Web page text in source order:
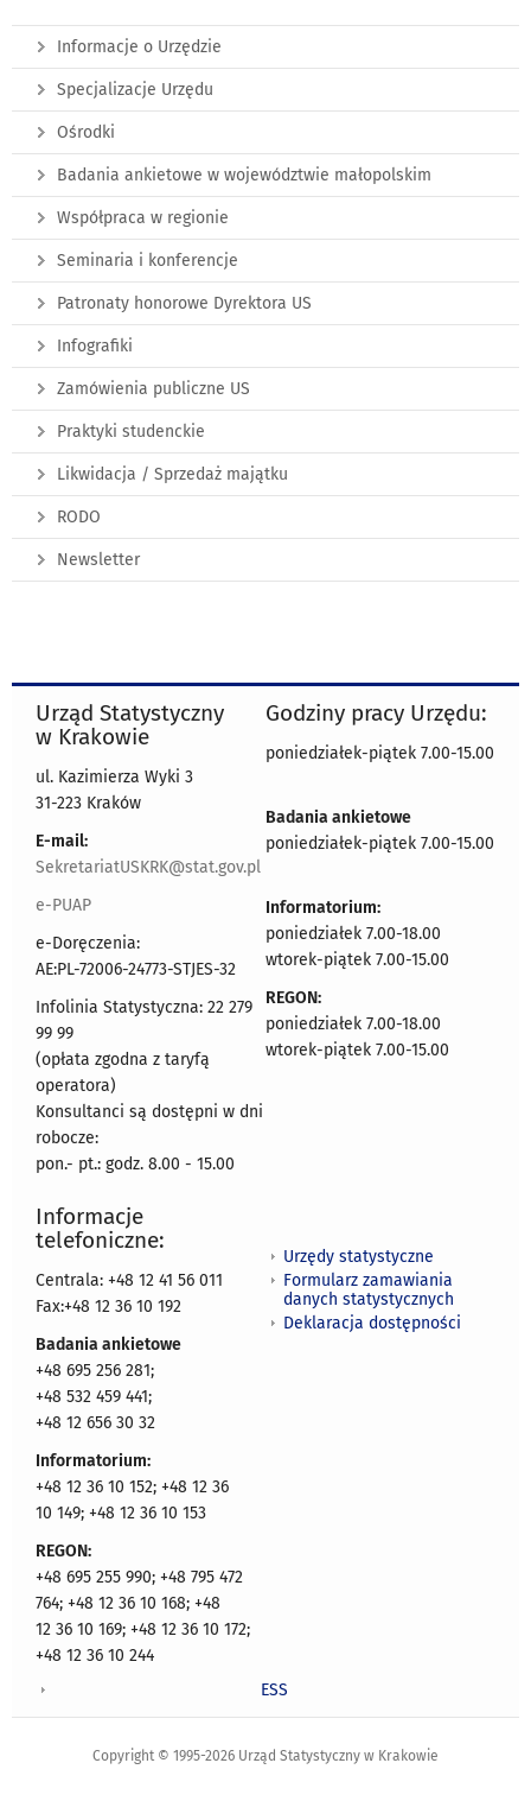
Informacje o Urzędzie
Specjalizacje Urzędu
Ośrodki
Badania ankietowe w województwie małopolskim
Współpraca w regionie
Seminaria i konferencje
Patronaty honorowe Dyrektora US
Infografiki
Zamówienia publiczne US
Praktyki studenckie
Likwidacja / Sprzedaż majątku
RODO
Newsletter
Urząd Statystyczny
w Krakowie
ul. Kazimierza Wyki 3
31-223 Kraków
E-mail:
SekretariatUSKRK@stat.gov.pl
e-PUAP
e-Doręczenia:
AE:PL-72006-24773-STJES-32
Infolinia Statystyczna: 22 279
99 99
(opłata zgodna z taryfą
operatora)
Konsultanci są dostępni w dni
robocze:
pon.- pt.: godz. 8.00 - 15.00
Godziny pracy Urzędu:
poniedziałek-piątek 7.00-15.00
Badania ankietowe
poniedziałek-piątek 7.00-15.00
Informatorium:
poniedziałek 7.00-18.00
wtorek-piątek 7.00-15.00
REGON:
poniedziałek 7.00-18.00
wtorek-piątek 7.00-15.00
Informacje
telefoniczne:
Centrala: +48 12 41 56 011
Fax:+48 12 36 10 192
Badania ankietowe
+48 695 256 281;
+48 532 459 441;
+48 12 656 30 32
Informatorium:
+48 12 36 10 152; +48 12 36
10 149; +48 12 36 10 153
REGON:
+48 695 255 990; +48 795 472
764; +48 12 36 10 168; +48
12 36 10 169; +48 12 36 10 172;
+48 12 36 10 244
Urzędy statystyczne
Formularz zamawiania
danych statystycznych
Deklaracja dostępności
ESS
Copyright © 1995-2026 Urząd Statystyczny w Krakowie